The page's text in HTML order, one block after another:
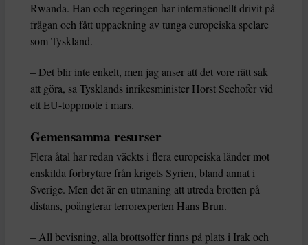
Rwanda. Han och regeringen har internationellt drivit på
frågan och fått uppackning av tunga europeiska spelare
som Tyskland.
– Det blir inte enkelt, men jag anser att det vore rätt sak
att göra, sa Tysklands inrikesminister Horst Seehofer vid
ett EU-toppmöte i mars.
Gemensamma resurser
Flera åtal har redan väckts i flera europeiska länder mot
enskilda förbrytare från krigets Syrien, bland annat i
Sverige. Men det är en utmaning att utreda brotten på
distans, poängterar terrorexperten Hans Brun.
– All bevisning, alla brottsoffer finns på plats i Irak och